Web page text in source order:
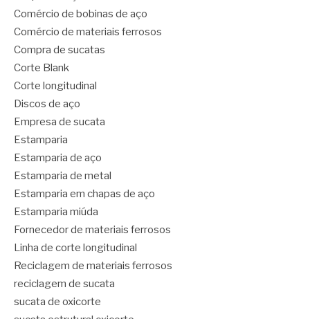
Comércio de bobinas de aço
Comércio de materiais ferrosos
Compra de sucatas
Corte Blank
Corte longitudinal
Discos de aço
Empresa de sucata
Estamparia
Estamparia de aço
Estamparia de metal
Estamparia em chapas de aço
Estamparia miúda
Fornecedor de materiais ferrosos
Linha de corte longitudinal
Reciclagem de materiais ferrosos
reciclagem de sucata
sucata de oxicorte